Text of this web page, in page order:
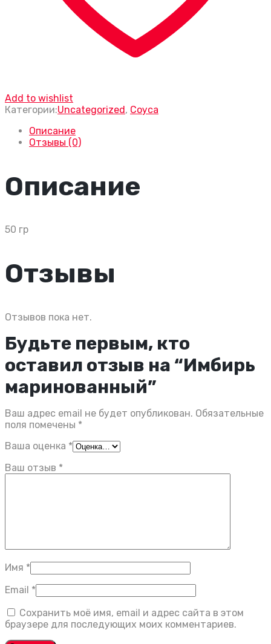
Add to wishlist
Категории:Uncategorized , Соуса
Описание
Отзывы (0)
Описание
50 гр
Отзывы
Отзывов пока нет.
Будьте первым, кто
оставил отзыв на “Имбирь
маринованный”
Ваш адрес email не будет опубликован. Обязательные
поля помечены *
Ваша оценка *
Ваш отзыв *
Имя *
Email *
Сохранить моё имя, email и адрес сайта в этом
браузере для последующих моих комментариев.